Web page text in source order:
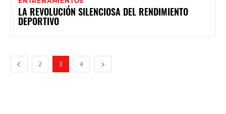
LA REVOLUCIÓN SILENCIOSA DEL RENDIMIENTO
DEPORTIVO
2 3 4